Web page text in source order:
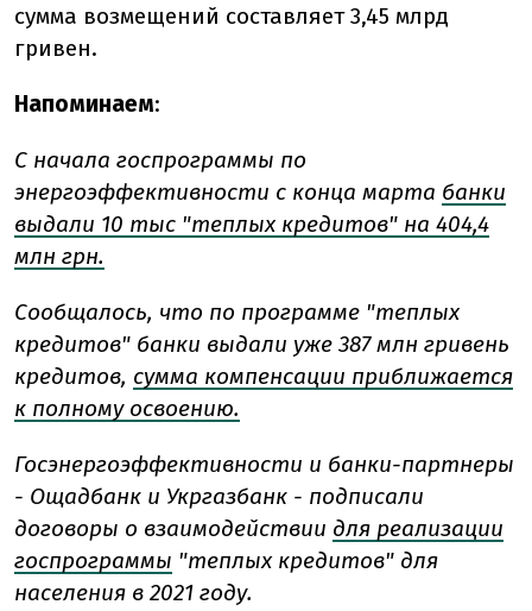
сумма возмещений составляет 3,45 млрд
гривен.
Напоминаем:
С начала госпрограммы по
энергоэффективности с конца марта банки
выдали 10 тыс "теплых кредитов" на 404,4
млн грн.
Сообщалось, что по программе "теплых
кредитов" банки выдали уже 387 млн гривень
кредитов, сумма компенсации приближается
к полному освоению.
Госэнергоэффективности и банки-партнеры
- Ощадбанк и Укргазбанк - подписали
договоры о взаимодействии для реализации
госпрограммы "теплых кредитов" для
населения в 2021 году.